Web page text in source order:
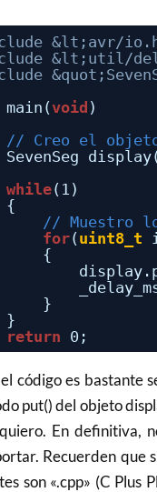
&lt;avr/
&lt;util/
main(void )
// Creo el
SevenSeg
while(1)
{
// Muestro
for( uint8_t
{
}
}
return 0;
código es bastante
put() del objeto
En definitiva,
Recuerden que
son «.cpp» (C Plus